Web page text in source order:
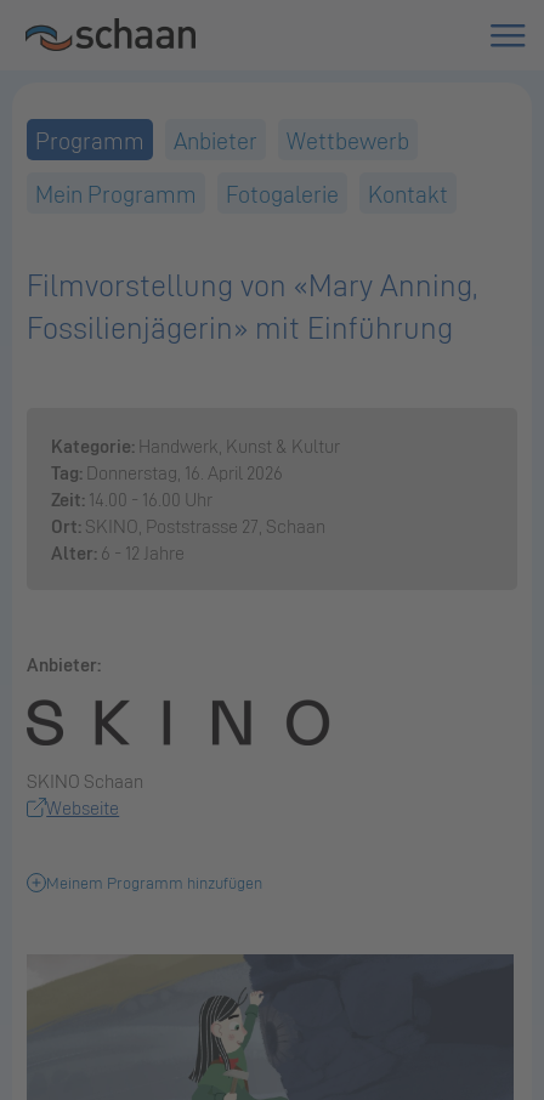
Programm Anbieter
Wettbewerb
Mein Programm
Fotogalerie Kontakt
Filmvorstellung von «Mary Anning,
Fossilienjägerin» mit Einführung
Kategorie: Handwerk, Kunst & Kultur
Tag: Donnerstag, 16. April 2026
Zeit: 14.00 - 16.00 Uhr
Ort: SKINO, Poststrasse 27, Schaan
Alter: 6 - 12 Jahre
Anbieter:
SKINO Schaan
Webseite
Meinem Programm hinzufügen